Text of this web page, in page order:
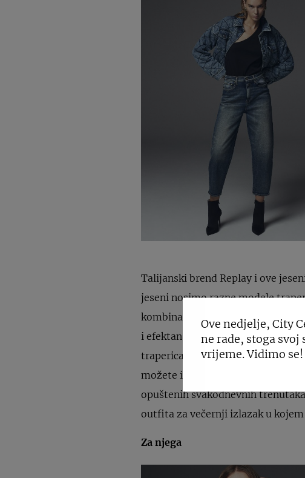
Talijanski brend Replay i ove
jeseni nosimo razne modele
kombinacije dolaze ponovno na
i efektan outfit kombinirajte
traperica neizostavan je komad
možete imati odjevnu
opuštenih svakodnevnih
outfita za večernji izlazak u
Za njega
Ove nedjelje, City
ne rade, stoga
vrijeme. Vidimo se!